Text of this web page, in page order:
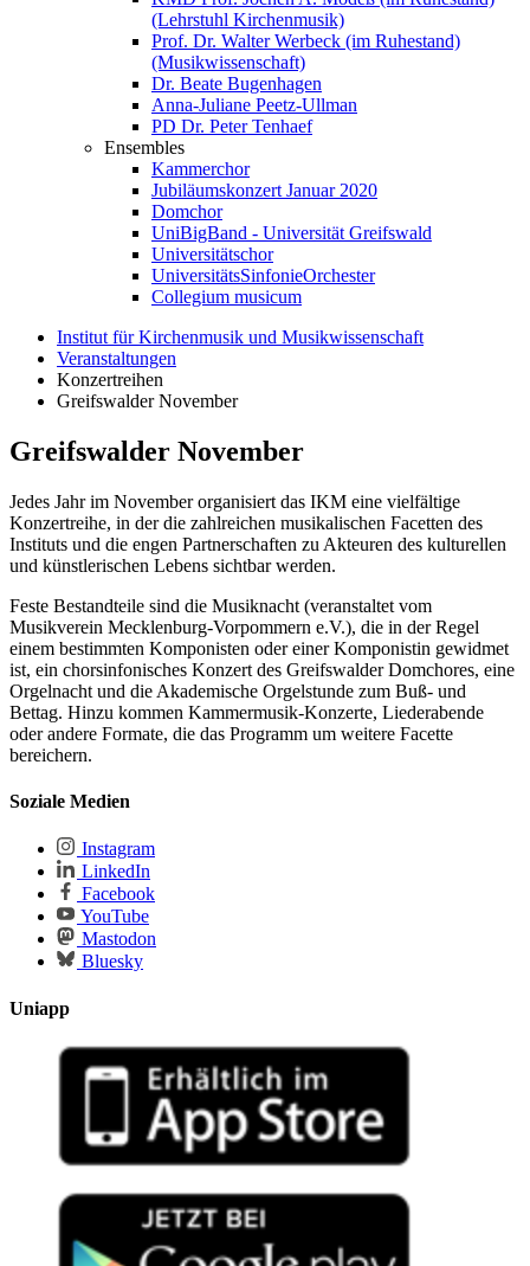
(Lehrstuhl Kirchenmusik)
Prof. Dr. Walter Werbeck (im Ruhestand)
(Musikwissenschaft)
Dr. Beate Bugenhagen
Anna-Juliane Peetz-Ullman
PD Dr. Peter Tenhaef
Ensembles
Kammerchor
Jubiläumskonzert Januar 2020
Domchor
UniBigBand - Universität Greifswald
Universitätschor
UniversitätsSinfonieOrchester
Collegium musicum
Institut für Kirchenmusik und Musikwissenschaft
Veranstaltungen
Konzertreihen
Greifswalder November
Greifswalder November
Jedes Jahr im November organisiert das IKM eine vielfältige
Konzertreihe, in der die zahlreichen musikalischen Facetten des
Instituts und die engen Partnerschaften zu Akteuren des kulturellen
und künstlerischen Lebens sichtbar werden.
Feste Bestandteile sind die Musiknacht (veranstaltet vom
Musikverein Mecklenburg-Vorpommern e.V.), die in der Regel
einem bestimmten Komponisten oder einer Komponistin gewidmet
ist, ein chorsinfonisches Konzert des Greifswalder Domchores, eine
Orgelnacht und die Akademische Orgelstunde zum Buß- und
Bettag. Hinzu kommen Kammermusik-Konzerte, Liederabende
oder andere Formate, die das Programm um weitere Facette
bereichern.
Soziale Medien
Instagram
LinkedIn
Facebook
YouTube
Mastodon
Bluesky
Uniapp